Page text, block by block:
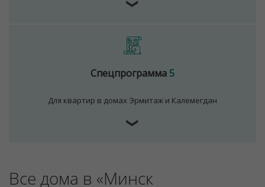
❯
Спецпрограмма5
Для квартир в домах Эрмитаж и Калемегдан
❯
Все дома в «Минск
Принять